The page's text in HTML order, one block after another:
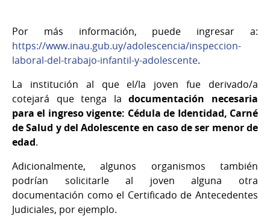
Por más información, puede ingresar a:
https://www.inau.gub.uy/adolescencia/inspeccion-
laboral-del-trabajo-infantil-y-adolescente.
La institución al que el/la joven fue derivado/a
cotejará que tenga ladocumentación necesaria
para el ingreso vigente: Cédula de Identidad, Carné
de Salud y del Adolescente en caso de ser menor de
edad.
Adicionalmente, algunos organismos también
podrían solicitarle al joven alguna otra
documentación como el Certificado de Antecedentes
Judiciales, por ejemplo.